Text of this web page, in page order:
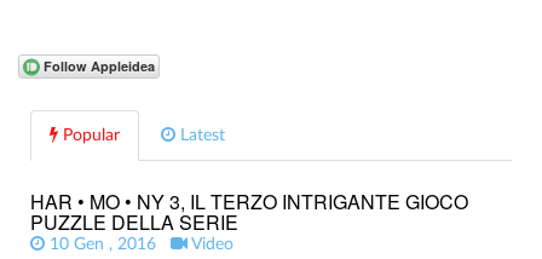
Popular Latest
HAR • MO • NY 3, IL TERZO INTRIGANTE GIOCO
PUZZLE DELLA SERIE
10 Gen , 2016 Video